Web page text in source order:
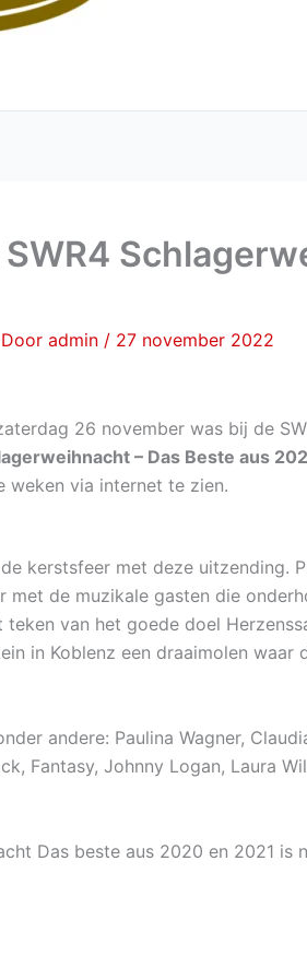
admin / 27 november 2022
26 november was bij de
– Das Beste aus
weken via internet te zien.
kerstsfeer met deze uitzending.
met de muzikale gasten die
van het goede doel
in Koblenz een draaimolen
andere: Paulina Wagner,
Fantasy, Johnny Logan, Laura
Das beste aus 2020 en 2021